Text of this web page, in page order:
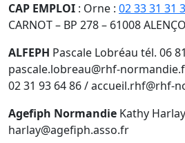
CAP EMPLOI : Orne : 02 33 31 31
CARNOT – BP 278 – 61008
ALFEPH Pascale Lobréau tél. 06
pascale.lobreau@rhf-
02 31 93 64 86 / accueil.rhf@rhf-
Agefiph Normandie Kathy
harlay@agefiph.asso.fr